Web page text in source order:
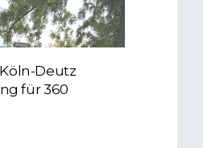
Deutz
für 360